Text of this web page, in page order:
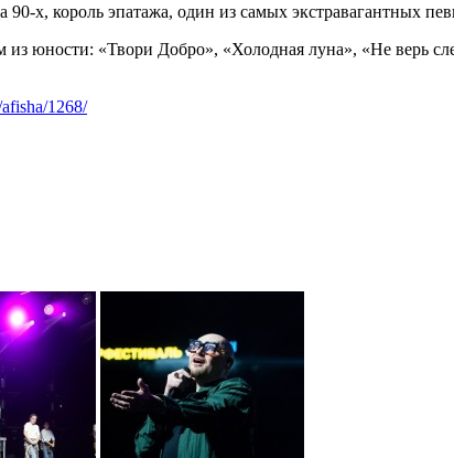
х, король эпатажа, один из самых экстравагантных
юности: «Твори Добро», «Холодная луна», «Не верь
1268/